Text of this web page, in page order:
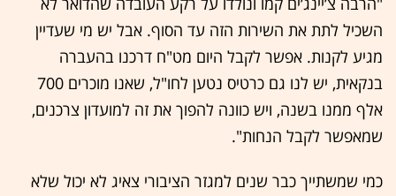
השכיל לתת את השירות הזה עד הסוף. אבל יש מי שעדיין
מגיע לקנות. אפשר לקבל היום מט"ח דרכנו בהעברה
בנקאית, יש לנו גם כרטיס נטען לחו"ל, שאנו מוכרים 700
אלף ממנו בשנה, ויש כוונה להפוך את זה למועדון צרכנים,
שמאפשר לקבל הנחות".
כמי שמשתייך כבר שנים למגזר הציבורי צאיג לא יכול שלא